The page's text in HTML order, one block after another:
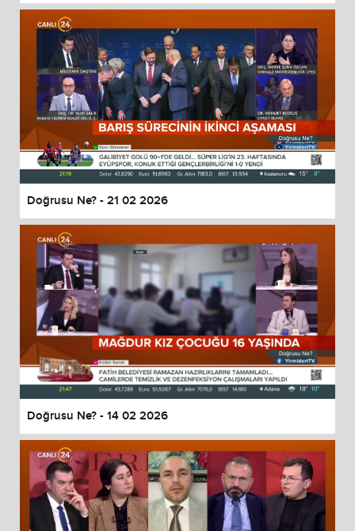
Doğrusu Ne? - 21 02 2026
Doğrusu Ne? - 14 02 2026